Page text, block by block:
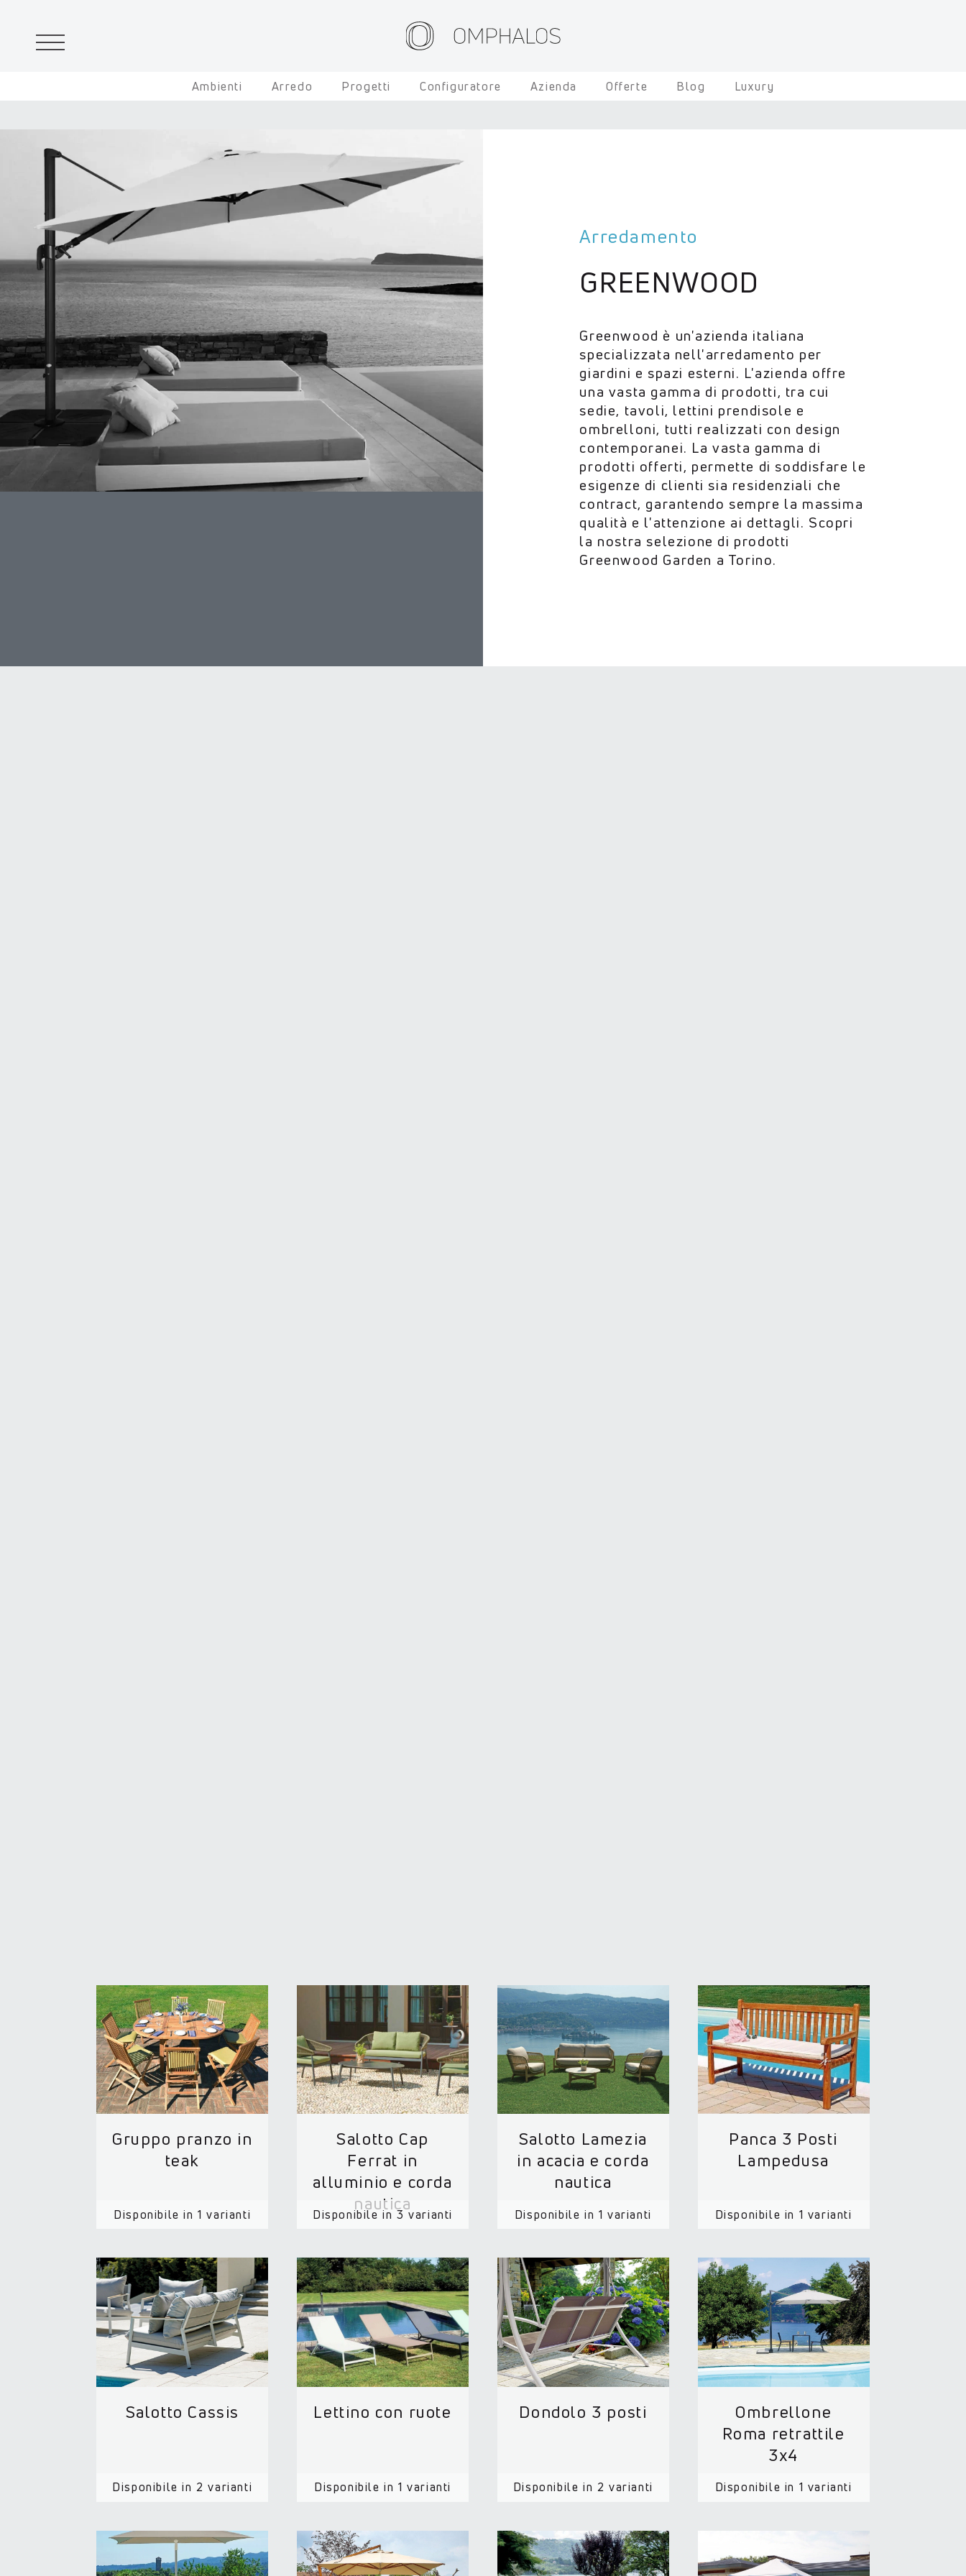
Ambienti Arredo Progetti Configuratore Azienda Offerte Blog Luxury
Arredamento
GREENWOOD
Greenwood è un'azienda italiana
specializzata nell'arredamento per
giardini e spazi esterni. L'azienda offre
una vasta gamma di prodotti, tra cui
sedie, tavoli, lettini prendisole e
ombrelloni, tutti realizzati con design
contemporanei. La vasta gamma di
prodotti offerti, permette di soddisfare le
esigenze di clienti sia residenziali che
contract, garantendo sempre la massima
qualità e l'attenzione ai dettagli. Scopri
la nostra selezione di prodotti
Greenwood Garden a Torino.
Gruppo pranzo in
teak
Disponibile in 1 varianti
Salotto Cap
Ferrat in
alluminio e corda
nautica
Disponibile in 3 varianti
Salotto Lamezia
in acacia e corda
nautica
Disponibile in 1 varianti
Panca 3 Posti
Lampedusa
Disponibile in 1 varianti
Salotto Cassis
Disponibile in 2 varianti
Lettino con ruote
Disponibile in 1 varianti
Dondolo 3 posti
Disponibile in 2 varianti
Ombrellone
Roma retrattile
3x4
Disponibile in 1 varianti